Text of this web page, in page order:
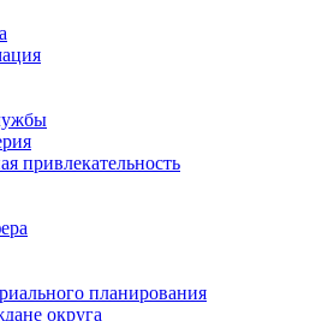
привлекательность
планирования
округа